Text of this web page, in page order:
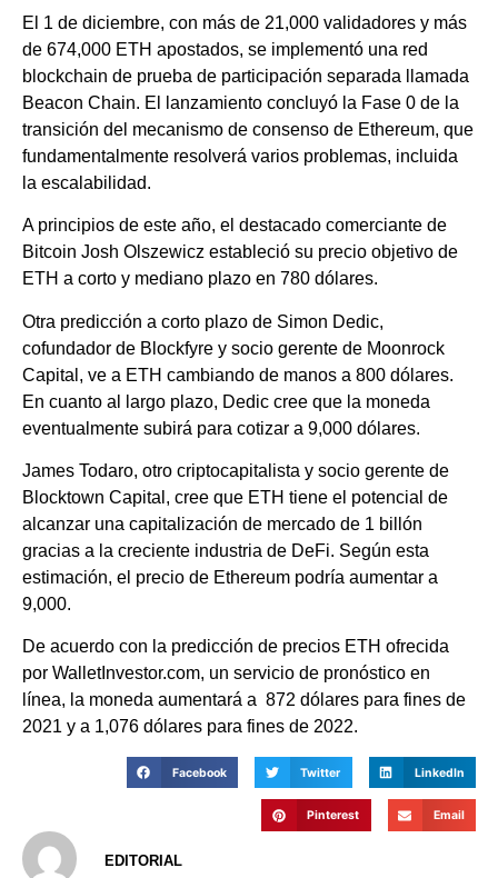
El 1 de diciembre, con más de 21,000 validadores y más
de 674,000 ETH apostados, se implementó una red
blockchain de prueba de participación separada llamada
Beacon Chain. El lanzamiento concluyó la Fase 0 de la
transición del mecanismo de consenso de Ethereum, que
fundamentalmente resolverá varios problemas, incluida
la escalabilidad.
A principios de este año, el destacado comerciante de
Bitcoin Josh Olszewicz estableció su precio objetivo de
ETH a corto y mediano plazo en 780 dólares.
Otra predicción a corto plazo de Simon Dedic,
cofundador de Blockfyre y socio gerente de Moonrock
Capital, ve a ETH cambiando de manos a 800 dólares.
En cuanto al largo plazo, Dedic cree que la moneda
eventualmente subirá para cotizar a 9,000 dólares.
James Todaro, otro criptocapitalista y socio gerente de
Blocktown Capital, cree que ETH tiene el potencial de
alcanzar una capitalización de mercado de 1 billón
gracias a la creciente industria de DeFi. Según esta
estimación, el precio de Ethereum podría aumentar a
9,000.
De acuerdo con la predicción de precios ETH ofrecida
por WalletInvestor.com, un servicio de pronóstico en
línea, la moneda aumentará a 872 dólares para fines de
2021 y a 1,076 dólares para fines de 2022.
Facebook Twitter LinkedIn
Pinterest Email
EDITORIAL